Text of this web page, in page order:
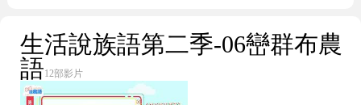
生活說族語第二季-06巒群布農
語12部影片